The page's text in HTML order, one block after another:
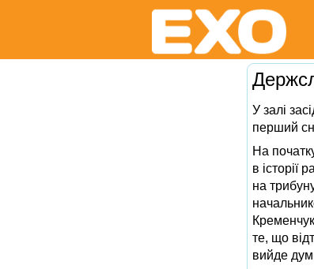
У залі
перший
На
в історії
на
те, що
вийде